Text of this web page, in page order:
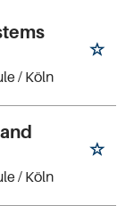
/ Köln
/ Köln